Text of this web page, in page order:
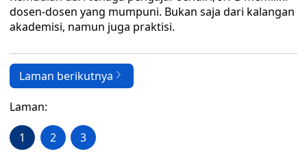
dosen-dosen yang mumpuni. Bukan saja dari kalangan
akademisi, namun juga praktisi.
Laman berikutnya
Laman:
1 2 3